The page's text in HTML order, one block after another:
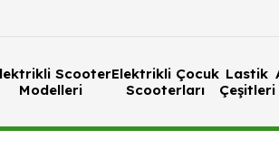
Scooter
Modelleri
Elektrikli Çocuk
Scooterları
Lastik
Çeşitleri